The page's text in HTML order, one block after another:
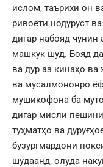
ислом, таърихи он
ривоёти нодуруст
дигар набояд чунин
машкук шуд. Бояд
ва дур аз кинаҳо
ва мусалмононро
мушикофона ба
дигар мисли
туҳматҳо ва
бузургмардони
шудаанд, олуда